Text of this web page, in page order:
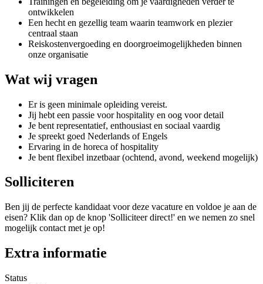
ontwikkelen
Een hecht en gezellig team waarin teamwork en plezier
centraal staan
Reiskostenvergoeding en doorgroeimogelijkheden binnen
onze organisatie
Wat wij vragen
Er is geen minimale opleiding vereist.
Jij hebt een passie voor hospitality en oog voor detail
Je bent representatief, enthousiast en sociaal vaardig
Je spreekt goed Nederlands of Engels
Ervaring in de horeca of hospitality
Je bent flexibel inzetbaar (ochtend, avond, weekend mogelijk)
Solliciteren
Ben jij de perfecte kandidaat voor deze vacature en voldoe je aan de
eisen? Klik dan op de knop 'Solliciteer direct!' en we nemen zo snel
mogelijk contact met je op!
Extra informatie
Status